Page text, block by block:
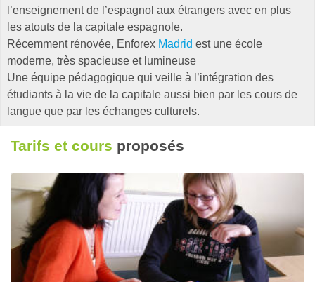
l’enseignement de l’espagnol aux étrangers avec en plus
les atouts de la capitale espagnole.
Récemment rénovée, Enforex Madrid est une école
moderne, très spacieuse et lumineuse
Une équipe pédagogique qui veille à l’intégration des
étudiants à la vie de la capitale aussi bien par les cours de
langue que par les échanges culturels.
Tarifs et cours proposés